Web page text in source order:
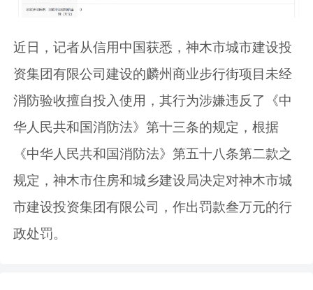
近日，记者从信用中国获悉，神木市城市建设投
资集团有限公司建设的麟州商业步行街项目未经
消防验收擅自投入使用，其行为涉嫌违反了《中
华人民共和国消防法》第十三条的规定，根据
《中华人民共和国消防法》第五十八条第二款之
规定，神木市住房和城乡建设局决定对神木市城
市建设投资集团有限公司，作出罚款叁万元的行
政处罚。